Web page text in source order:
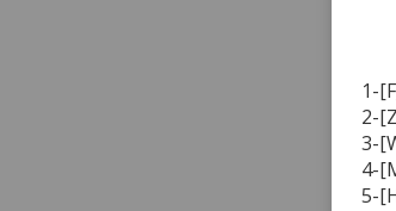
1-
2-
3-
4-
5-